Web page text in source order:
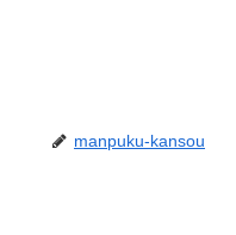
manpuku-kansou